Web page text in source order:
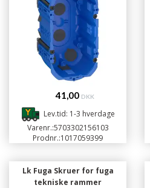
41,00 DKK
Lev.tid: 1-3 hverdage
Varenr.:5703302156103
Prodnr.:1017059399
Lk Fuga Skruer for fuga
tekniske rammer